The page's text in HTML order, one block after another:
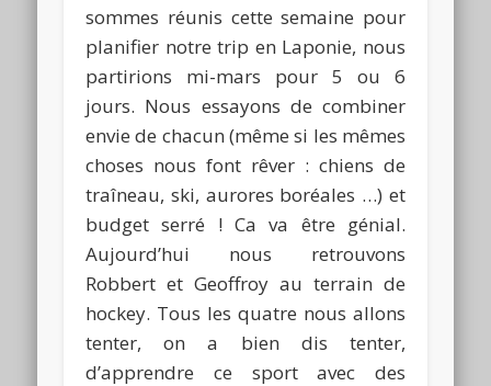
sommes réunis cette semaine pour
planifier notre trip en Laponie, nous
partirions mi-mars pour 5 ou 6
jours. Nous essayons de combiner
envie de chacun (même si les mêmes
choses nous font rêver : chiens de
traîneau, ski, aurores boréales …) et
budget serré ! Ca va être génial.
Aujourd’hui nous retrouvons
Robbert et Geoffroy au terrain de
hockey. Tous les quatre nous allons
tenter, on a bien dis tenter,
d’apprendre ce sport avec des